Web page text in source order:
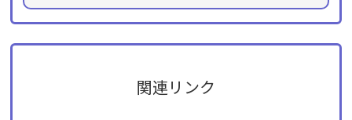
関連リンク